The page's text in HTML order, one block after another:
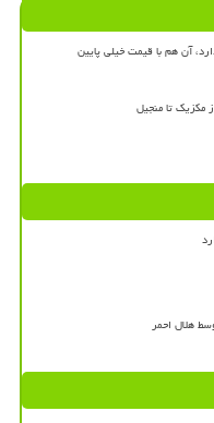
مکزیک تا منجیل